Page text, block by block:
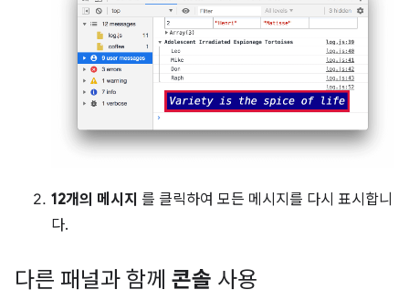
12개의 메시지 를 클릭하여 모든 메시지를 다시 표시합니
다.
다른 패널과 함께 콘솔 사용